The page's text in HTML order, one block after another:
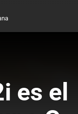
es el